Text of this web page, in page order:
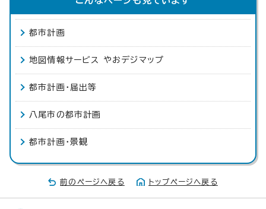
都市計画
地図情報サービス やおデジマップ
都市計画・届出等
八尾市の都市計画
都市計画・景観
前のページへ戻る トップページへ戻る